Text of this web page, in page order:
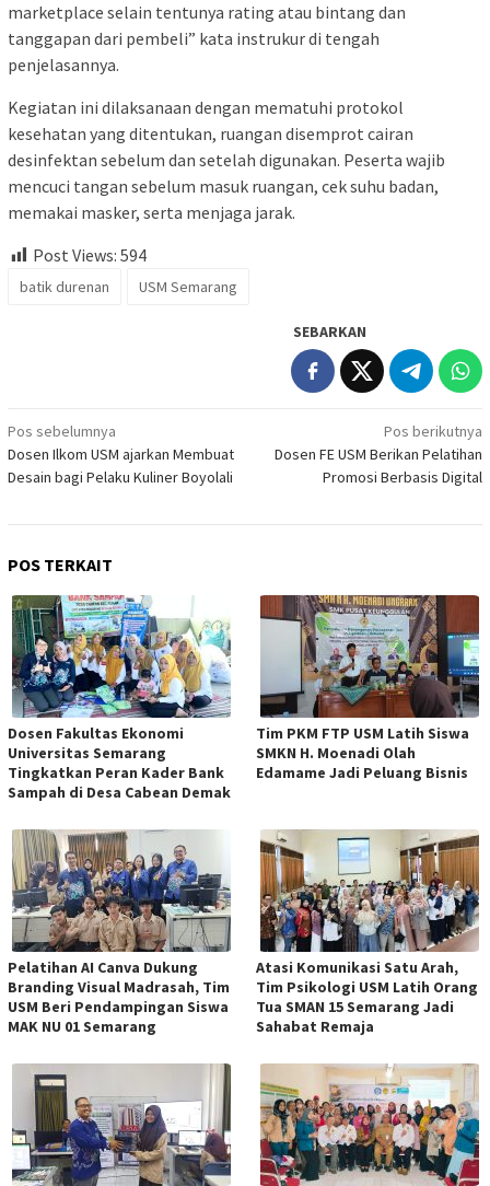
marketplace selain tentunya rating atau bintang dan
tanggapan dari pembeli” kata instrukur di tengah
penjelasannya.
Kegiatan ini dilaksanaan dengan mematuhi protokol
kesehatan yang ditentukan, ruangan disemprot cairan
desinfektan sebelum dan setelah digunakan. Peserta wajib
mencuci tangan sebelum masuk ruangan, cek suhu badan,
memakai masker, serta menjaga jarak.
Post Views: 594
batik durenan USM Semarang
SEBARKAN
Navigasi
pos
Pos sebelumnya
Dosen Ilkom USM ajarkan Membuat
Desain bagi Pelaku Kuliner Boyolali
Pos berikutnya
Dosen FE USM Berikan Pelatihan
Promosi Berbasis Digital
POS TERKAIT
Dosen Fakultas Ekonomi
Universitas Semarang
Tingkatkan Peran Kader Bank
Sampah di Desa Cabean Demak
Tim PKM FTP USM Latih Siswa
SMKN H. Moenadi Olah
Edamame Jadi Peluang Bisnis
Pelatihan AI Canva Dukung
Branding Visual Madrasah, Tim
USM Beri Pendampingan Siswa
MAK NU 01 Semarang
Atasi Komunikasi Satu Arah,
Tim Psikologi USM Latih Orang
Tua SMAN 15 Semarang Jadi
Sahabat Remaja